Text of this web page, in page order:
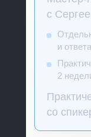
и
2
с
со